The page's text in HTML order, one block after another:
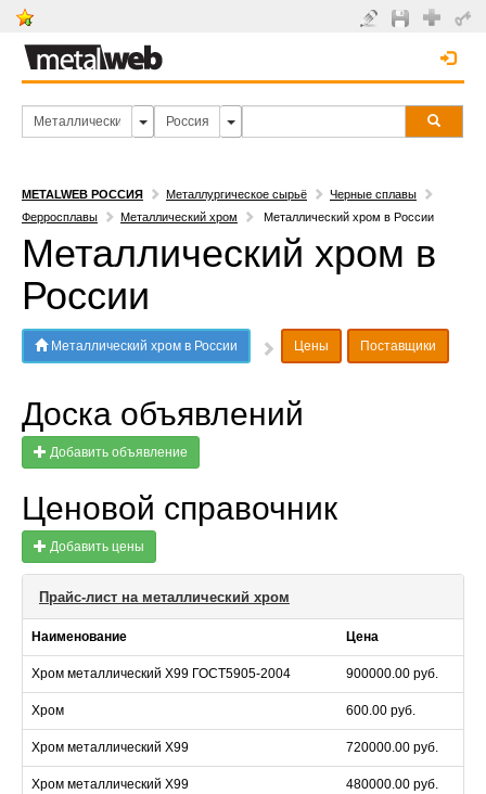
METALWEB РОССИЯ Металлургическое сырьё
Черные сплавы
Ферросплавы
Металлический хром Металлический хром в России
Металлический хром в
России
Металлический хром в России Цены Поставщики
Доска объявлений
Добавить объявление
Ценовой справочник
Добавить цены
Прайс-лист на металлический хром
Наименование Цена
Хром металлический Х99 ГОСТ5905-2004 900000.00 руб.
Хром 600.00 руб.
Хром металлический Х99 720000.00 руб.
Хром металлический Х99 480000.00 руб.